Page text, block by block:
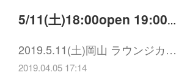
5/11(土)18:00open 19:00start さとうもか・森脇ひとみ「パーティー」
2019.5.11(土)岡山 ラウンジカ…
2019.04.05 17:14